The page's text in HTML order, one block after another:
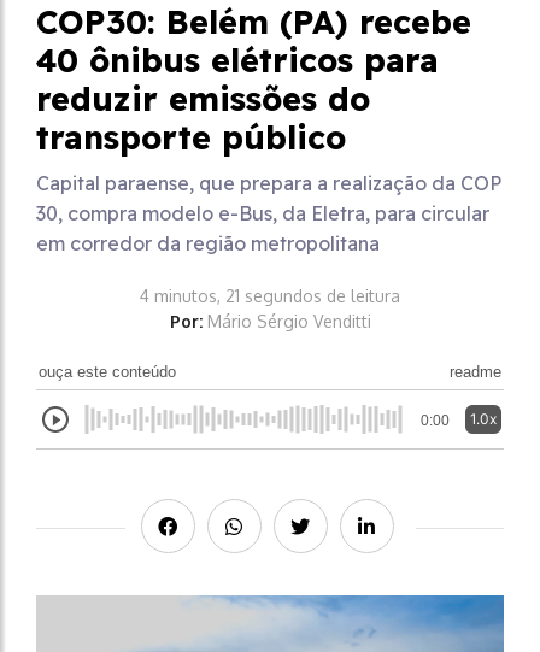
COP30: Belém (PA) recebe
40 ônibus elétricos para
reduzir emissões do
transporte público
Capital paraense, que prepara a realização da COP
30, compra modelo e-Bus, da Eletra, para circular
em corredor da região metropolitana
4 minutos, 21 segundos de leitura
Por: Mário Sérgio Venditti
ouça este conteúdo readme
0:00 1.0x